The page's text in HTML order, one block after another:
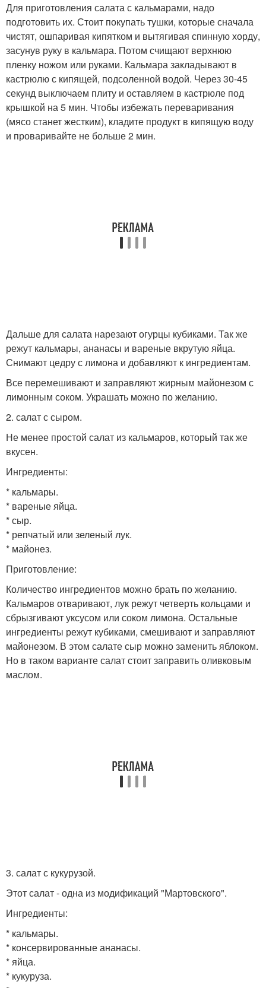
Для приготовления салата с кальмарами, надо
подготовить их. Стоит покупать тушки, которые сначала
чистят, ошпаривая кипятком и вытягивая спинную хорду,
засунув руку в кальмара. Потом счищают верхнюю
пленку ножом или руками. Кальмара закладывают в
кастрюлю с кипящей, подсоленной водой. Через 30-45
секунд выключаем плиту и оставляем в кастрюле под
крышкой на 5 мин. Чтобы избежать переваривания
(мясо станет жестким), кладите продукт в кипящую воду
и проваривайте не больше 2 мин.
Дальше для салата нарезают огурцы кубиками. Так же
режут кальмары, ананасы и вареные вкрутую яйца.
Снимают цедру с лимона и добавляют к ингредиентам.
Все перемешивают и заправляют жирным майонезом с
лимонным соком. Украшать можно по желанию.
2. салат с сыром.
Не менее простой салат из кальмаров, который так же
вкусен.
Ингредиенты:
* кальмары.
* вареные яйца.
* сыр.
* репчатый или зеленый лук.
* майонез.
Приготовление:
Количество ингредиентов можно брать по желанию.
Кальмаров отваривают, лук режут четверть кольцами и
сбрызгивают уксусом или соком лимона. Остальные
ингредиенты режут кубиками, смешивают и заправляют
майонезом. В этом салате сыр можно заменить яблоком.
Но в таком варианте салат стоит заправить оливковым
маслом.
3. салат с кукурузой.
Этот салат - одна из модификаций "Мартовского".
Ингредиенты:
* кальмары.
* консервированные ананасы.
* яйца.
* кукуруза.